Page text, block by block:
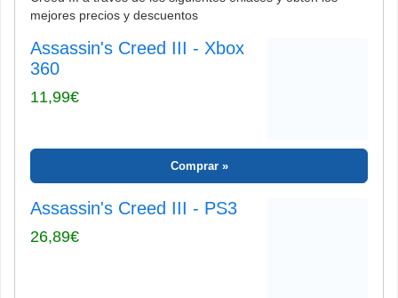
mejores precios y descuentos
Assassin's Creed III - Xbox
360
11,99€
Comprar
Assassin's Creed III - PS3
26,89€